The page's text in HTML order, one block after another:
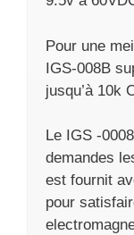
Pour une
IGS-008B
jusqu’à 10k
Le IGS -
demandes
est fournit
pour